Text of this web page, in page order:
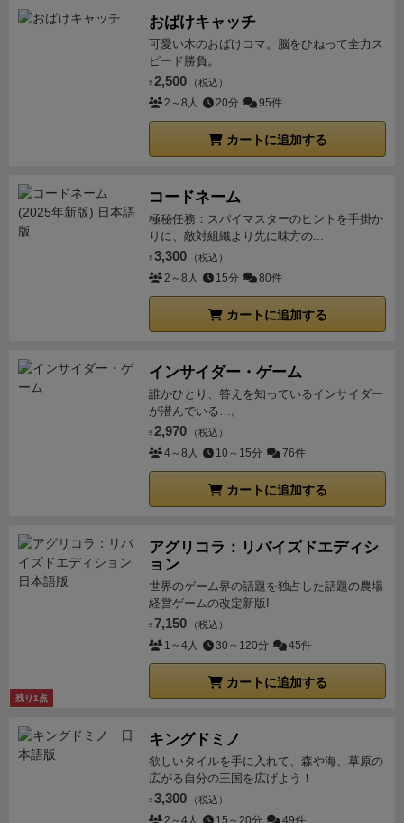
おばけキャッチ
可愛い木のおばけコマ。脳をひねって全力ス
ピード勝負。
¥ 2,500 （税込）
2～8人 20分 95件
カートに追加する
コードネーム
極秘任務：スパイマスターのヒントを手掛か
りに、敵対組織より先に味方の...
¥ 3,300 （税込）
2～8人 15分 80件
カートに追加する
インサイダー・ゲーム
誰かひとり、答えを知っているインサイダー
が潜んでいる…。
¥ 2,970 （税込）
4～8人 10～15分 76件
カートに追加する
残り1点
アグリコラ：リバイズドエディシ
ョン
世界のゲーム界の話題を独占した話題の農場
経営ゲームの改定新版!
¥ 7,150 （税込）
1～4人 30～120分 45件
カートに追加する
キングドミノ
欲しいタイルを手に入れて、森や海、草原の
広がる自分の王国を広げよう！
¥ 3,300 （税込）
2～4人 15～20分 49件